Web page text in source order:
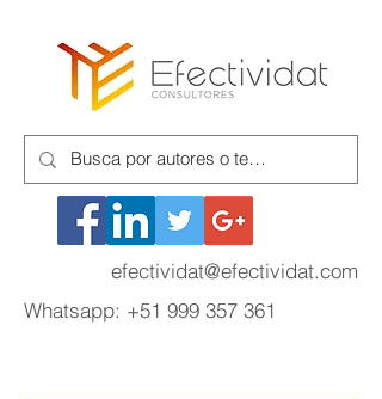
efectividat@efectividat.com
Whatsapp: +51 999 357 361